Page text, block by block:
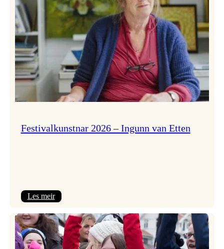
Festivalkunstnar 2026 – Ingunn van Etten
Les meir:
2026
–
Ingunn van Etten